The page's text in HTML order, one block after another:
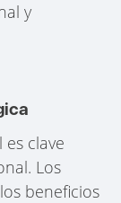
y
clave
Los
beneficios